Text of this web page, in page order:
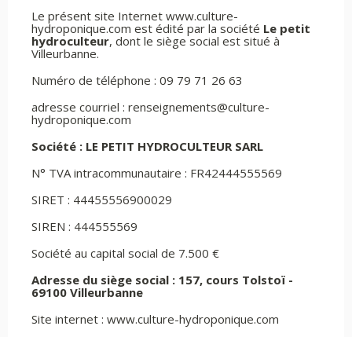
Le présent site Internet www.culture-
hydroponique.com est édité par la société Le petit
hydroculteur, dont le siège social est situé à
Villeurbanne.
Numéro de téléphone : 09 79 71 26 63
adresse courriel : renseignements@culture-
hydroponique.com
Société : LE PETIT HYDROCULTEUR SARL
N° TVA intracommunautaire : FR42444555569
SIRET : 44455556900029
SIREN : 444555569
Société au capital social de 7.500 €
Adresse du siège social : 157, cours Tolstoï -
69100 Villeurbanne
Site internet : www.culture-hydroponique.com